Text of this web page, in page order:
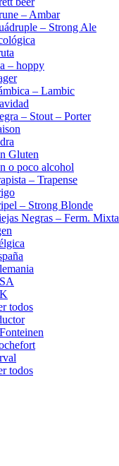
– Ambar
– Strong Ale
– hoppy
– Lambic
– Stout – Porter
Gluten
o poco alcohol
– Trapense
– Strong Blonde
Negras – Ferm. Mixta
todos
todos